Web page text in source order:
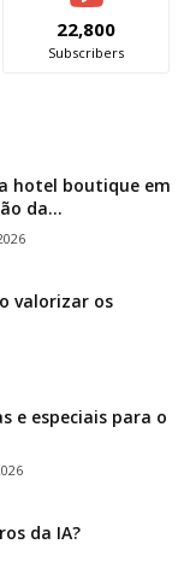
22,800
Subscribers
hotel boutique em
da...
valorizar os
e especiais para o
da IA?